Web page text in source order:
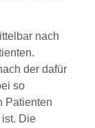
nach
der dafür
so
Patienten
Die